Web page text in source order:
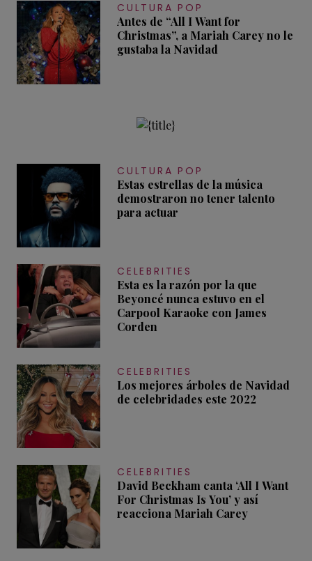
CULTURA POP
Antes de “All I Want for
Christmas”, a Mariah Carey no le
gustaba la Navidad
CULTURA POP
Estas estrellas de la música
demostraron no tener talento
para actuar
CELEBRITIES
Esta es la razón por la que
Beyoncé nunca estuvo en el
Carpool Karaoke con James
Corden
CELEBRITIES
Los mejores árboles de Navidad
de celebridades este 2022
CELEBRITIES
David Beckham canta ‘All I Want
For Christmas Is You’ y así
reacciona Mariah Carey